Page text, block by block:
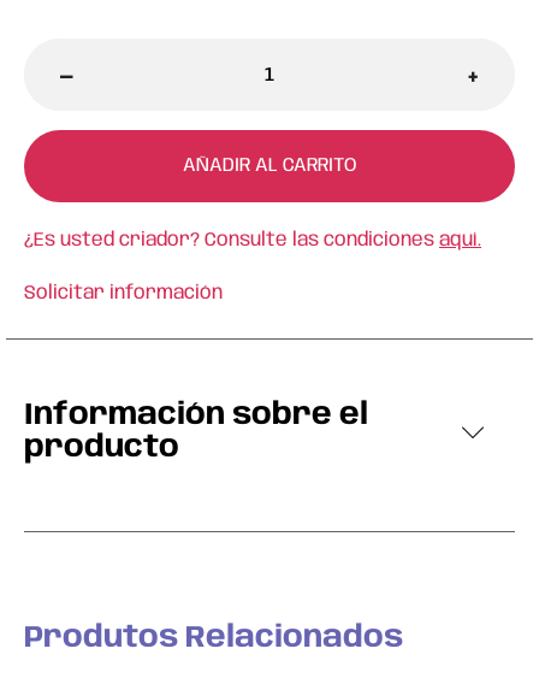
- +
AÑADIR AL CARRITO
¿Es usted criador? Consulte las condiciones aquí.
Solicitar información
Información sobre el
producto
Produtos Relacionados